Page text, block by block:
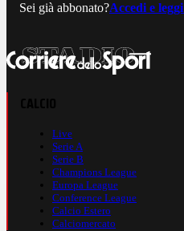
Sei già abbonato?Accedi e leggi
Live
Serie A
Serie B
Champions League
Europa League
Conference League
Calcio Estero
Calciomercato